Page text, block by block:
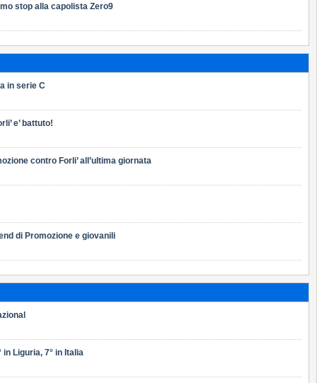
stop alla capolista Zero9
in serie C
e’ battuto!
contro Forli’ all’ultima giornata
di Promozione e giovanili
Liguria, 7° in Italia